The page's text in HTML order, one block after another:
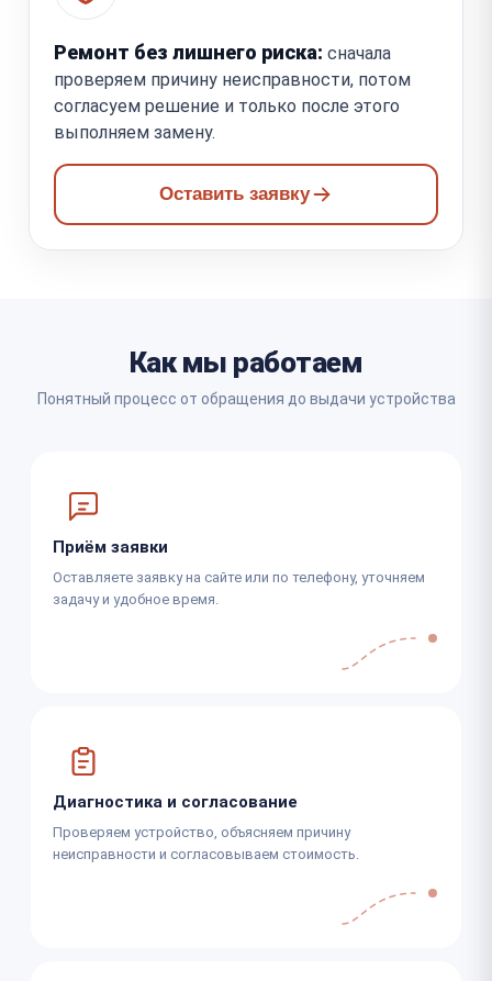
Ремонт без лишнего риска: сначала
проверяем причину неисправности, потом
согласуем решение и только после этого
выполняем замену.
Оставить заявку
Как мы работаем
Понятный процесс от обращения до выдачи устройства
Приём заявки
Оставляете заявку на сайте или по телефону, уточняем
задачу и удобное время.
Диагностика и согласование
Проверяем устройство, объясняем причину
неисправности и согласовываем стоимость.